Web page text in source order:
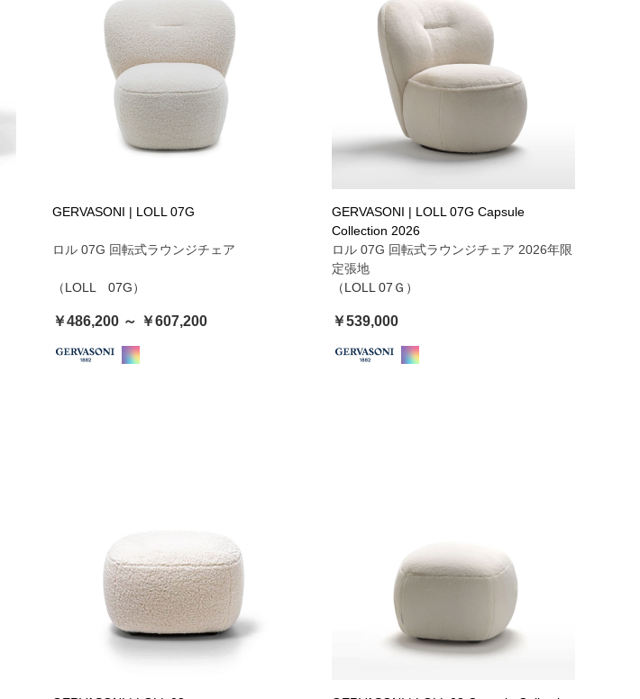
GERVASONI | LOLL 07G
ロル 07G 回転式ラウンジチェア
（LOLL 07G）
￥486,200 ～ ￥607,200
GERVASONI | LOLL 07G Capsule
Collection 2026
ロル 07G 回転式ラウンジチェア 2026年限
定張地
（LOLL 07Ｇ）
￥539,000